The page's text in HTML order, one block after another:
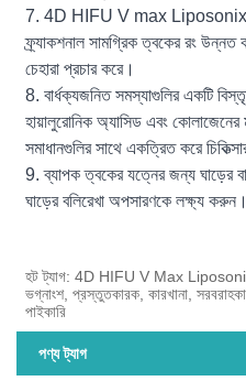
7. 4D HIFU V max Liposonix
ফ্র্যাকশনাল সামগ্রিক ত্বকের রং উন্নত
চেহারা প্রচার করে।
8. বার্ধক্যজনিত সমস্যাগুলির একটি
হায়ালুরোনিক অ্যাসিড এবং
সমাধানগুলির সাথে একত্রিত করে
9. ব্যাপক ত্বকের যত্নের জন্য ঘাড়ের
ঘাড়ের বলিরেখা অপসারণকে লক্ষ্য করুন।
হট ট্যাগ: 4D HIFU V Max Liposonix
ভগ্নাংশ, প্রস্তুতকারক, কারখানা,
পাইকারি
পণ্য ট্যাগ